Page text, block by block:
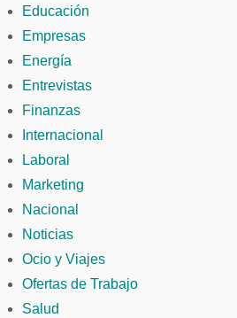
Educación
Empresas
Energía
Entrevistas
Finanzas
Internacional
Laboral
Marketing
Nacional
Noticias
Ocio y Viajes
Ofertas de Trabajo
Salud